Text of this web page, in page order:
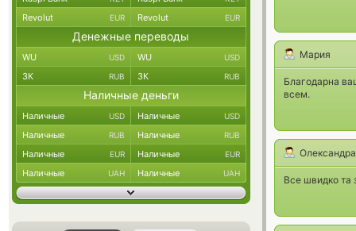
Мария
Благодарна
всем.
Олександра
Все швидко та
Revolut EUR Revolut EUR
Денежные переводы
WU USD WU USD
ЗК RUB ЗК RUB
Наличные деньги
Наличные USD Наличные USD
Наличные RUB Наличные RUB
Наличные EUR Наличные EUR
Наличные UAH Наличные UAH